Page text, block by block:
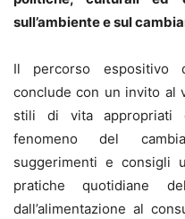
sull’ambiente e sul
Il percorso espositivo
conclude con un invito al
stili di vita appropriati
fenomeno del
suggerimenti e consigli
pratiche
dall’alimentazione al